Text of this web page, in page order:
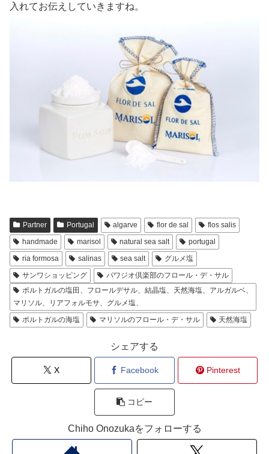
入れてお伝えしていきますね。
Partner Portugal algarve flor de sal
flos salis
handmade
marisol natural sea salt
portugal
ria formosa
salinas sea salt
グルメ塩
サンワショッピング
パワジオ倶楽部のフロール・デ・サル
ポルトガルの塩田、フロールデサル、結晶塩、天然海塩、アルガルベ、
マリソル、リアフォルモサ、グルメ塩、
ポルトガルの海塩
マリソルのフロール・デ・サル 天然海塩
シェアする
X Facebook Pinterest
コピー
Chiho Onozukaをフォローする